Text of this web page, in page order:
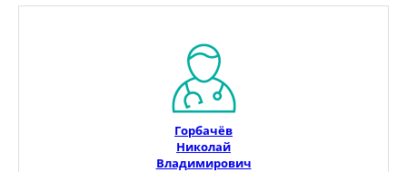
Горбачёв
Николай
Владимирович